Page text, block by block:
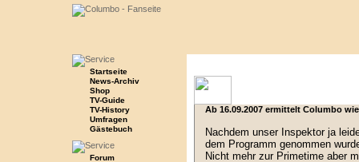
Startseite
News-Archiv
Shop
TV-Guide
TV-History
Umfragen
Gästebuch
Forum
Ab 16.09.2007 ermittelt Columbo
Nachdem unser Inspektor ja
dem Programm genommen
Nicht mehr zur Primetime aber